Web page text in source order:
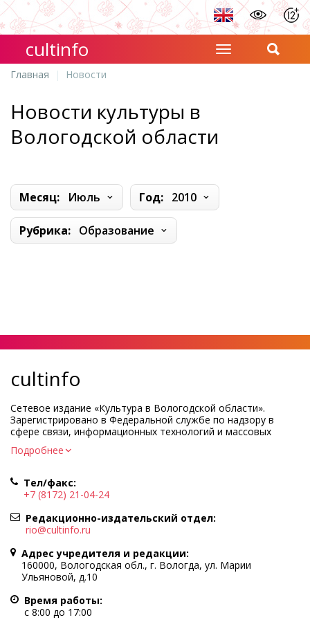
cultinfo
Главная Новости
Новости культуры в
Вологодской области
Месяц: Июль Год: 2010
Рубрика: Образование
cultinfo
Сетевое издание «Культура в Вологодской области».
Зарегистрировано в Федеральной службе по надзору в
сфере связи, информационных технологий и массовых
коммуникаций.
Регистрационный номер и дата принятия решения о
Учредитель КУ ВО «Информационно-аналитический центр
культуры»
Адрес учредителя и редакции: 160000, Вологодская обл., г.
Вологда, ул. Марии Ульяновой, д.10
Главный редактор — Легчанова Елена Григорьевна
Политика в отношении обработки персональных данных
При полном или частичном использовании информации
портала гиперссылка на cultinfo.ru обязательна.
Редакция не несет ответственности за достоверность
Подробнее
Тел/факс:
+7 (8172) 21-04-24
Редакционно-издательский отдел:
rio@cultinfo.ru
Адрес учредителя и редакции:
160000, Вологодская обл., г. Вологда, ул. Марии
Ульяновой, д.10
Время работы:
с 8:00 до 17:00